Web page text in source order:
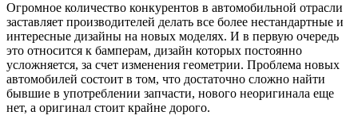
Огромное количество конкурентов в автомобильной отрасли
заставляет производителей делать все более нестандартные и
интересные дизайны на новых моделях. И в первую очередь
это относится к бамперам, дизайн которых постоянно
усложняется, за счет изменения геометрии. Проблема новых
автомобилей состоит в том, что достаточно сложно найти
бывшие в употреблении запчасти, нового неоригинала еще
нет, а оригинал стоит крайне дорого.